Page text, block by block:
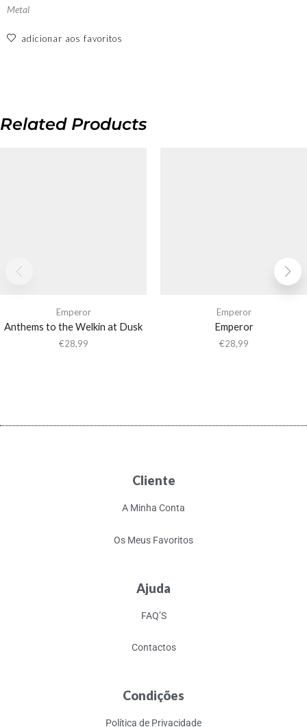
Metal
adicionar aos favoritos
Related Products
Emperor
Anthems to the Welkin at Dusk
€28,99
Emperor
Emperor
€28,99
Cliente
A Minha Conta
Os Meus Favoritos
Ajuda
FAQ’S
Contactos
Condições
Política de Privacidade